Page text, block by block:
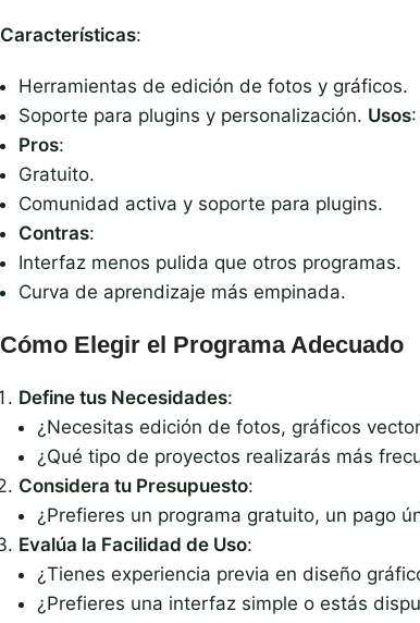
Características:
Herramientas de edición de fotos y gráficos.
Soporte para plugins y personalización. Usos
Pros:
Gratuito.
Comunidad activa y soporte para plugins.
Contras:
Interfaz menos pulida que otros programas.
Curva de aprendizaje más empinada.
Cómo Elegir el Programa Adecuado
Define tus Necesidades:
¿Necesitas edición de fotos, gráficos
¿Qué tipo de proyectos realizarás más
Considera tu Presupuesto:
¿Prefieres un programa gratuito, un pago
Evalúa la Facilidad de Uso:
¿Tienes experiencia previa en diseño
¿Prefieres una interfaz simple o estás